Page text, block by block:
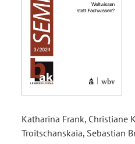
Katharina Frank, Christiane
Troitschanskaia, Sebastian